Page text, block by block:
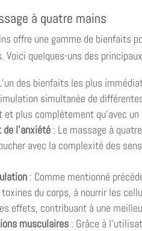
à quatre mains
offre une gamme de bienfaits
Voici quelques-uns des
des bienfaits les plus
simultanée de
et plus complètement qu’avec
l’anxiété: Le massage à
avec la complexité des
: Comme mentionné
du corps, à nourrir les
effets, contribuant à une
musculaires: Grâce à